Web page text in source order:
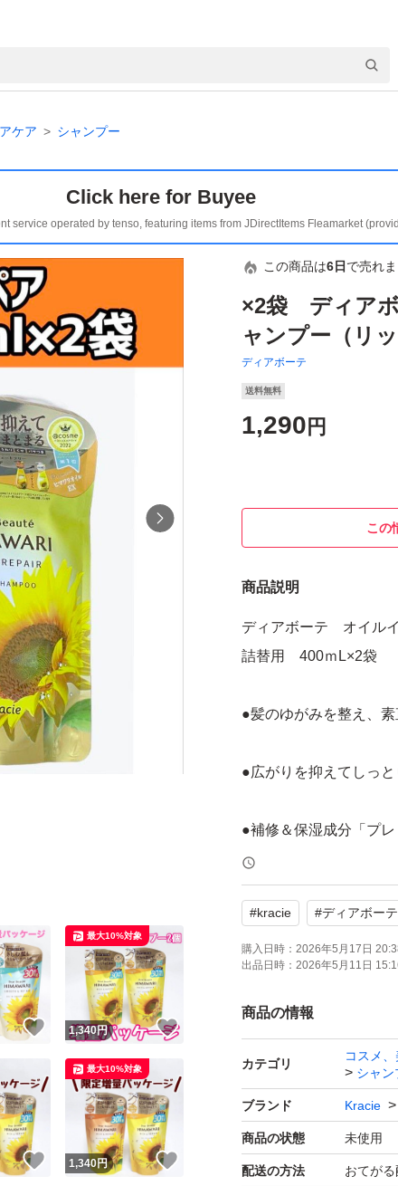
ケア シャンプー
Click here for Buyee
service operated by tenso, featuring items from JDirectItems Fleamarket
この商品は6日 で売れ
×2袋 ディア
ャンプー（リ
ディアボーテ
送料無料
1,290 円
この
商品説明
ディアボーテ オイルイ
詰替用 400ｍL×2袋
●髪のゆがみを整え、
●広がりを抑えてしっと
●補修＆保湿成分「プ
部にうるおいを与え、
トします。
●「髪ゆがみケアテクノ
と外側からトータルケ
・「湿気ケア」湿気バ
ケア
・「ひっぱりケア」ブ
#kracie #ディアボーテ
購入日時： 2026年5月17日
出品日時： 2026年5月11日
商品の情報
カテゴリ
コスメ
シャン
ブランド Kracie
商品の状態 未使用
配送の方法 おてがる
いいね！
1,340円
最大10%対象
いいね！
1,340円
最大10%対象